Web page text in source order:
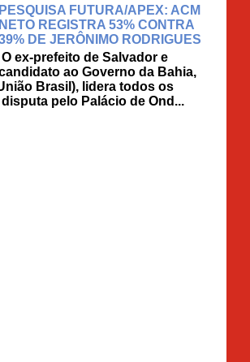
PESQUISA FUTURA/APEX: ACM
NETO REGISTRA 53% CONTRA
DE JERÔNIMO RODRIGUES
O ex-prefeito de Salvador e
ao Governo da Bahia,
Brasil), lidera todos os
pelo Palácio de Ond...